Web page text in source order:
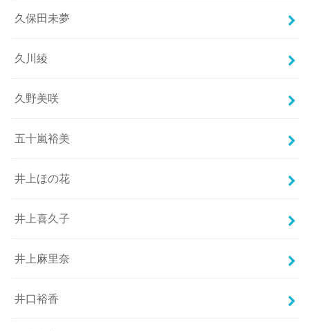
久保田未夢
久川綾
久野美咲
五十嵐裕美
井上ほの花
井上喜久子
井上麻里奈
井口裕香